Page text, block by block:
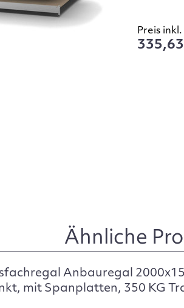
Preis
Ähnliche
Anbauregal
mit Spanplatten, 350 KG